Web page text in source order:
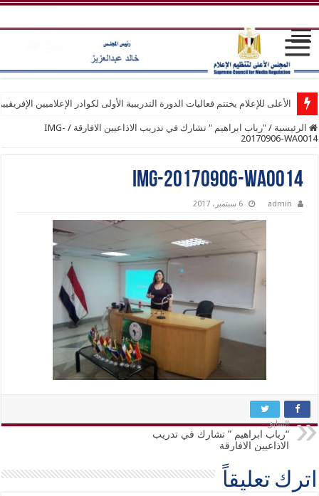
الأعلى للإعلام يختتم فعاليات الدورة التدريبية الأولى لكوادر الإعلاميين
الرئيسية / "رباب ابراهيم " تشارك في تدريب الاذاعيين الافارقة /
IMG-
20170906-WA0014
IMG-20170906-WA0014
admin 6 سبتمبر، 2017
السابق
“رباب ابراهيم ” تشارك في تدريب
الاذاعيين الافارقة
اترك تعليقاً